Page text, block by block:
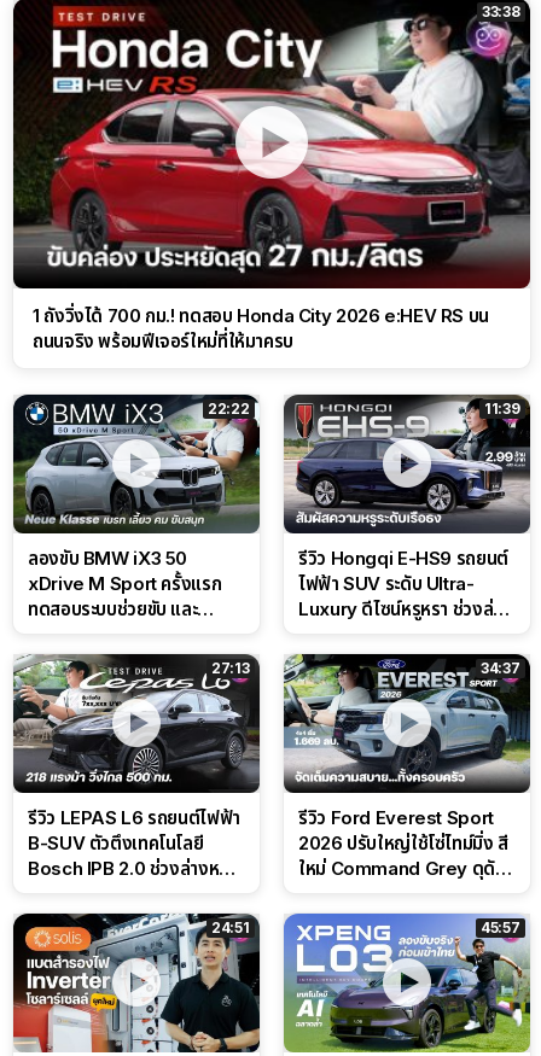
33:38
1 ถังวิ่งได้ 700 กม.! ทดสอบ Honda City 2026 e:HEV RS บน
ถนนจริง พร้อมฟีเจอร์ใหม่ที่ให้มาครบ
22:22
ลองขับ BMW iX3 50
xDrive M Sport ครั้งแรก
ทดสอบระบบช่วยขับ และ
สนาม
11:39
รีวิว Hongqi E-HS9 รถยนต์
ไฟฟ้า SUV ระดับ Ultra-
Luxury ดีไซน์หรูหรา ช่วงล่าง
27:13
รีวิว LEPAS L6 รถยนต์ไฟฟ้า
B-SUV ตัวตึงเทคโนโลยี
Bosch IPB 2.0 ช่วงล่างหนึบ
34:37
รีวิว Ford Everest Sport
2026 ปรับใหญ่ใช้โซ่ไทม์มิ่ง สี
ใหม่ Command Grey ดุดัน
24:51 45:57